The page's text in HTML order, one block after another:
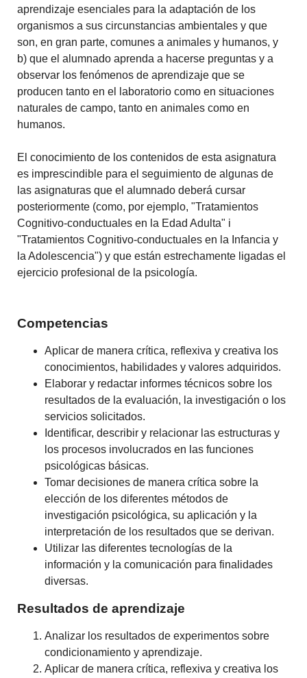
aprendizaje esenciales para la adaptación de los
organismos a sus circunstancias ambientales y que
son, en gran parte, comunes a animales y humanos, y
b) que el alumnado aprenda a hacerse preguntas y a
observar los fenómenos de aprendizaje que se
producen tanto en el laboratorio como en situaciones
naturales de campo, tanto en animales como en
humanos.
El conocimiento de los contenidos de esta asignatura
es imprescindible para el seguimiento de algunas de
las asignaturas que el alumnado deberá cursar
posteriormente (como, por ejemplo, "Tratamientos
Cognitivo-conductuales en la Edad Adulta" i
"Tratamientos Cognitivo-conductuales en la Infancia y
la Adolescencia") y que están estrechamente ligadas el
ejercicio profesional de la psicología.
Competencias
Aplicar de manera crítica, reflexiva y creativa los
conocimientos, habilidades y valores adquiridos.
Elaborar y redactar informes técnicos sobre los
resultados de la evaluación, la investigación o los
servicios solicitados.
Identificar, describir y relacionar las estructuras y
los procesos involucrados en las funciones
psicológicas básicas.
Tomar decisiones de manera crítica sobre la
elección de los diferentes métodos de
investigación psicológica, su aplicación y la
interpretación de los resultados que se derivan.
Utilizar las diferentes tecnologías de la
información y la comunicación para finalidades
diversas.
Resultados de aprendizaje
Analizar los resultados de experimentos sobre
condicionamiento y aprendizaje.
Aplicar de manera crítica, reflexiva y creativa los